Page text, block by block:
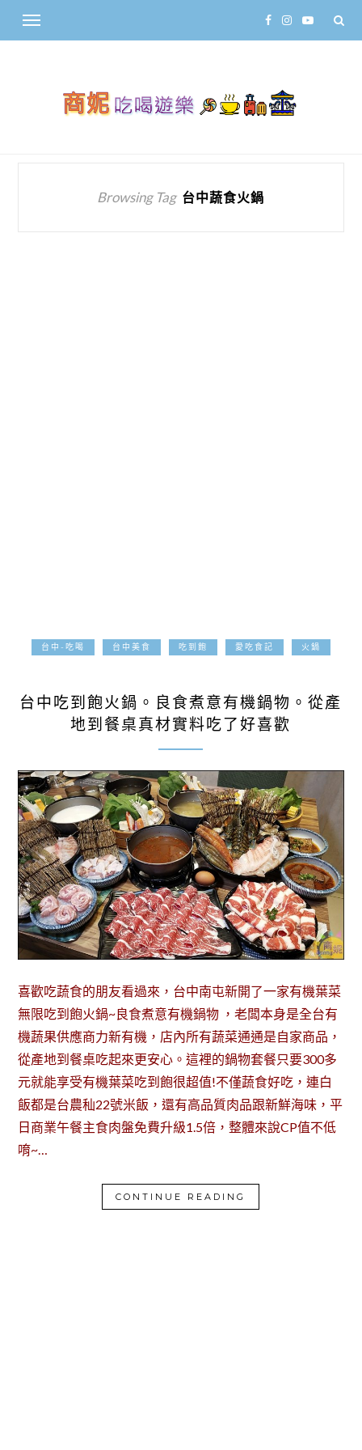
Browsing Tag 台中蔬食火鍋
台中-吃喝 台中美食 吃到飽 愛吃食記 火鍋
台中吃到飽火鍋。良食煮意有機鍋物。從產
地到餐桌真材實料吃了好喜歡
喜歡吃蔬食的朋友看過來，台中南屯新開了一家有機葉菜
無限吃到飽火鍋~良食煮意有機鍋物 ，老闆本身是全台有
機蔬果供應商力新有機，店內所有蔬菜通通是自家商品，
從產地到餐桌吃起來更安心。這裡的鍋物套餐只要300多
元就能享受有機葉菜吃到飽很超值!不僅蔬食好吃，連白
飯都是台農秈22號米飯，還有高品質肉品跟新鮮海味，平
日商業午餐主食肉盤免費升級1.5倍，整體來說CP值不低
唷~…
CONTINUE READING